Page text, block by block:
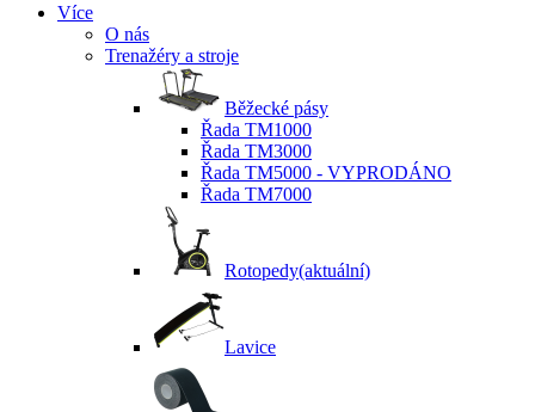
Více
O nás
Trenažéry a stroje
Běžecké pásy
Řada TM1000
Řada TM3000
Řada TM5000 - VYPRODÁNO
Řada TM7000
Rotopedy(aktuální)
Lavice